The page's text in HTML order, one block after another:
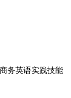
务英语实践技能